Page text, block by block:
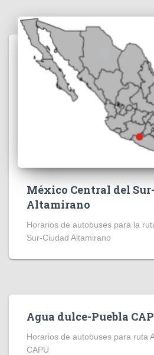
México Central del
Altamirano
Horarios de autobuses para la
Sur-Ciudad Altamirano
Agua dulce-Puebla
Horarios de autobuses para ruta
CAPU